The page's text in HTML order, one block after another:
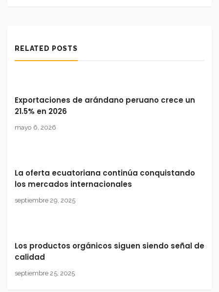
RELATED POSTS
Exportaciones de arándano peruano crece un
21.5% en 2026
mayo 6, 2026
La oferta ecuatoriana continúa conquistando
los mercados internacionales
septiembre 29, 2025
Los productos orgánicos siguen siendo señal de
calidad
septiembre 25, 2025